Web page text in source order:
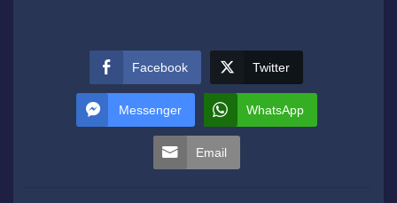
Facebook Twitter
Messenger WhatsApp
Email